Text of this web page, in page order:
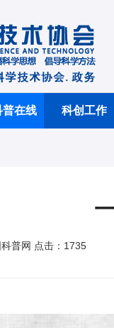
普在线 科创工作
普网 点击：1735